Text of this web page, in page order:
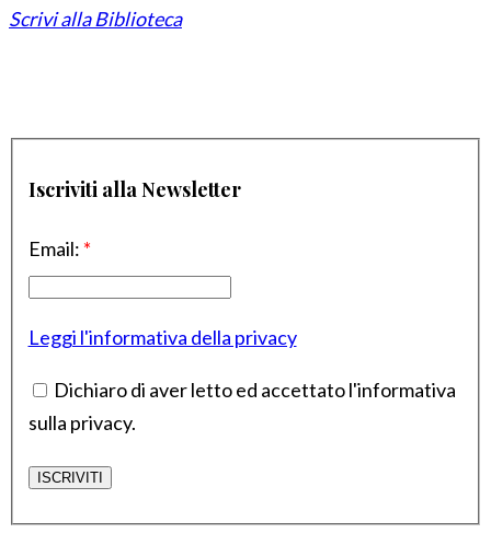
Scrivi alla Biblioteca
Iscriviti alla Newsletter
Email: *
Leggi l'informativa della privacy
Dichiaro di aver letto ed accettato l'informativa
sulla privacy.